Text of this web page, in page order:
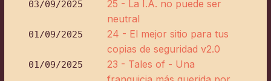
03/09/2025
25 - La I.A. no puede ser
neutral
01/09/2025
24 - El mejor sitio para tus
copias de seguridad v2.0
01/09/2025
23 - Tales of - Una